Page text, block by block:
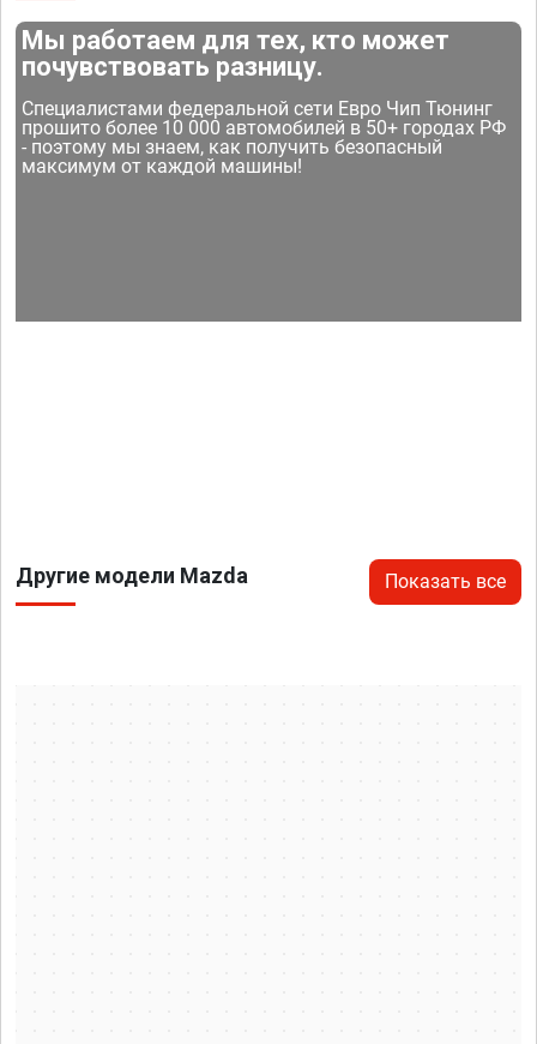
Мы работаем для тех, кто может
почувствовать разницу.
Специалистами федеральной сети Евро Чип Тюнинг
прошито более 10 000 автомобилей в 50+ городах РФ
- поэтому мы знаем, как получить безопасный
максимум от каждой машины!
Другие модели Mazda Показать все